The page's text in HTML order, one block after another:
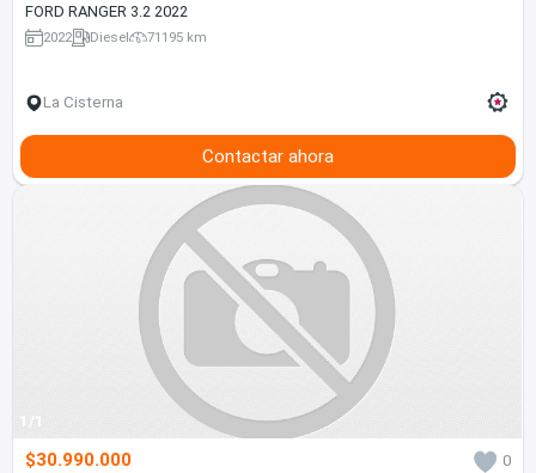
FORD RANGER 3.2 2022
2022 Diesel 71195 km
La Cisterna
Contactar ahora
1/1
$30.990.000
0